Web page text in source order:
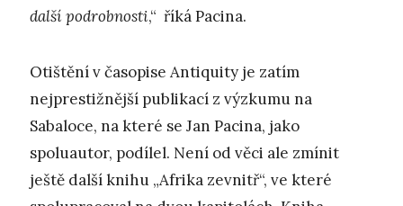
další podrobnosti,“ říká Pacina.
Otištění v časopise Antiquity je zatím
nejprestižnější publikací z výzkumu na
Sabaloce, na které se Jan Pacina, jako
spoluautor, podílel. Není od věci ale zmínit
ještě další knihu „Afrika zevnitř“, ve které